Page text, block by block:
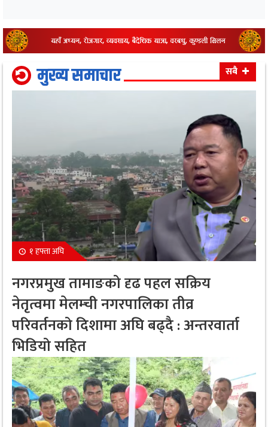
मुख्य समाचार सबै
१ हफ्ता अघि
नगरप्रमुख तामाङको दृढ पहल सक्रिय
नेतृत्वमा मेलम्ची नगरपालिका तीव्र
परिवर्तनको दिशामा अघि बढ्दै : अन्तरवार्ता
भिडियो सहित